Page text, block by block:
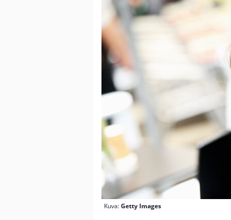
Kuva:Getty Images